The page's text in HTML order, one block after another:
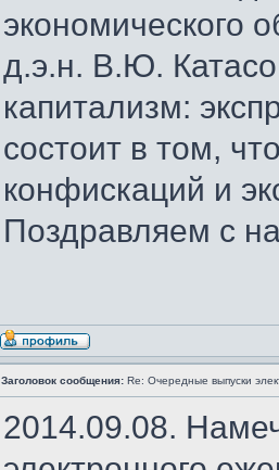
д.э.н. В.Ю.
капитализм:
состоит в том,
конфискаций и
Поздравляем с
Заголовок сообщения: Re: Очередные выпуски
2014.09.08.